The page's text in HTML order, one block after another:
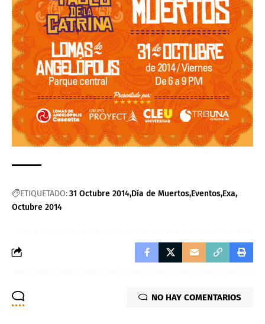
ETIQUETADO:31 Octubre 2014 Día de Muertos Eventos Exa
Octubre 2014
NO HAY COMENTARIOS